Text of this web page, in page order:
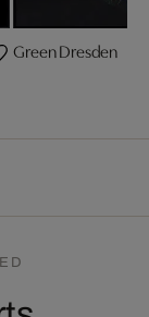
Green Dresden